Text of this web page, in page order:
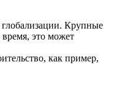
Крупные
это может
как пример,